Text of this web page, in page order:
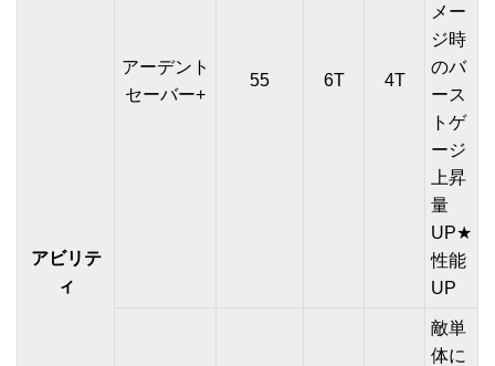
アビリテ
ィ
アーデント
セーバー+
55 6T 4T
メー
ジ時
のバ
ース
トゲ
ージ
上昇
量
UP★
性能
UP
敵単
体に